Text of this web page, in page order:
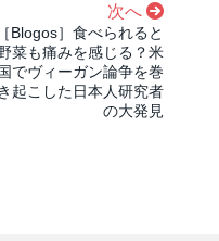
次へ
［Blogos］食べられると
菜も痛みを感じる？米
でヴィーガン論争を巻
き起こした日本人研究者
の大発見